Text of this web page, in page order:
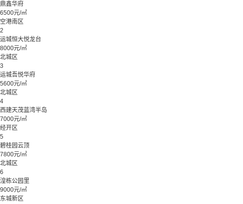
鼎鑫华府
6500元/㎡
空港南区
2
运城恒大悦龙台
8000元/㎡
北城区
3
运城吾悦华府
5600元/㎡
北城区
4
西建天茂蓝湾半岛
7000元/㎡
经开区
5
碧桂园云顶
7800元/㎡
北城区
6
湟栋公园里
9000元/㎡
东城新区